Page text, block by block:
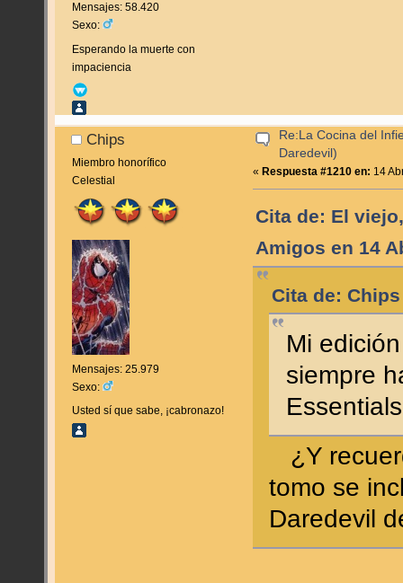
Mensajes: 58.420
Sexo:
Esperando la muerte con
impaciencia
Chips
Miembro honorífico
Celestial
Mensajes: 25.979
Sexo:
Usted sí que sabe, ¡cabronazo!
Re:La Cocina del
Daredevil)
« Respuesta #1210 en: 14
Cita de: El
Amigos en 14
Cita de:
Mi
siempre
¿Y
tomo se
Daredevil